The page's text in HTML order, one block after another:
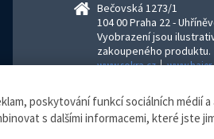
Bečovská 1273/1
104 00 Praha 22 -
Vyobrazení jsou
zakoupeného produktu.
www.sokra.cz│
© E-klimatizace.cz, všechna práva
poskytování funkcí sociálních
s dalšími informacemi, které jste